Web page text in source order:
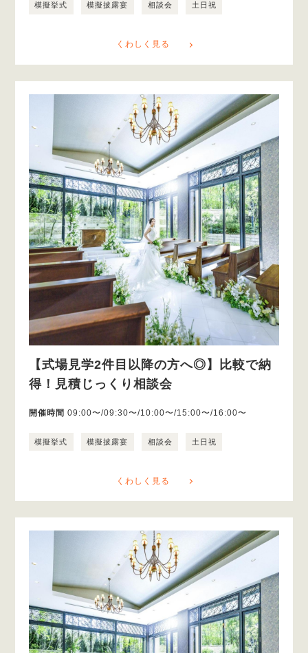
模擬挙式 模擬披露宴 相談会 土日祝
くわしく見る
【式場見学2件目以降の方へ◎】比較で納
得！見積じっくり相談会
開催時間 09:00〜/09:30〜/10:00〜/15:00〜/16:00〜
模擬挙式 模擬披露宴 相談会 土日祝
くわしく見る